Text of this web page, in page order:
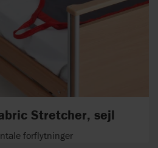
Stretcher, sejl
forflytninger